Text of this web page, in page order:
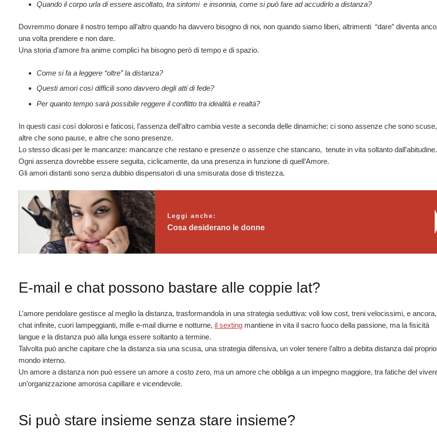
Quando il corpo urla di essere ascoltato, tra sintomi e insonnia, come si può fare ad accudirlo a distanza?
Dovremmo donare il nostro tempo all’altro quando ha davvero bisogno di noi, non quando siamo liberi, altrimenti “dare” diventa
una volta prendere e non dare.
Una storia d’amore fra anime complici ha bisogno però di tempo e di spazio.
Come si fa a leggere “oltre” la distanza?
Questi amori così difficili sono davvero degli atti di fede?
Per quanto tempo sarà possibile reggere il conflitto tra idealità e realtà?
In questi casi così dolorosi e faticosi, l’assenza dell’altro cambia veste a seconda delle dinamiche: ci sono assenze che sono scuse,
altre che sono pause, e altre che sono presenze.
Lo stesso dicasi per le mancanze: mancanze che restano e presenze o assenze che stancano, tenute in vita soltanto dall’abitudine.
Ogni assenza dovrebbe essere seguita, ciclicamente, da una presenza in funzione di quell’Amore.
Gli amori distanti sono senza dubbio dispensatori di una smisurata dose di tristezza.
Leggi anche:
Cosa desiderano le donne
E-mail e chat possono bastare alle coppie lat?
L’amore pendolare gestisce al meglio la distanza, trasformandola in una strategia seduttiva: voli low cost, treni velocissimi, e ancora,
chat infinite, cuori lampeggianti, mille e-mail diurne e notturne, il sextingmantiene in vita il sacro fuoco della passione, ma la fisicità
langue e la distanza può alla lunga essere soltanto a termine.
Talvolta può anche capitare che la distanza sia una scusa, una strategia difensiva, un voler tenere l’altro a debita distanza dal proprio
mondo interno.
Un amore a distanza non può essere un amore a costo zero, ma un amore che obbliga a un impegno maggiore, tra fatiche del
un’organizzazione amorosa capillare e vicendevole.
Si può stare insieme senza stare insieme?